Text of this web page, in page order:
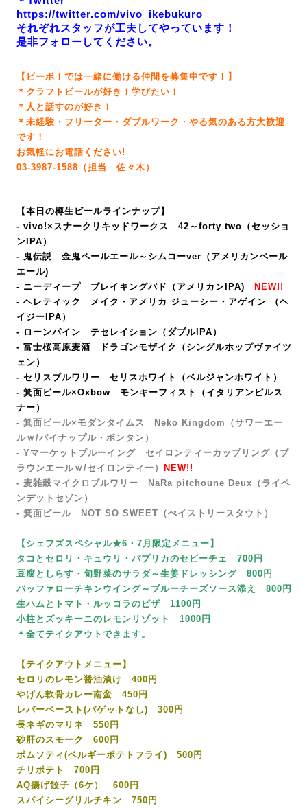
https://twitter.com/vivo_ikebukuro
それぞれスタッフが工夫してやっています！
是非フォローしてください。
【ビーボ！では一緒に働ける仲間を募集中です！】
＊クラフトビールが好き！学びたい！
＊人と話すのが好き！
＊未経験・フリーター・ダブルワーク・やる気のある方大歓迎
です！
お気軽にお電話ください!
03-3987-1588（担当 佐々木）
【本日の樽生ビールラインナップ】
- vivo!×スナークリキッドワークス 42～forty two（セッショ
ンIPA）
- 鬼伝説 金鬼ペールエール～シムコーver（アメリカンペール
エール)
- ニーディープ ブレイキングバド（アメリカンIPA)
NEW!!
- ヘレティック メイク・アメリカ ジューシー・アゲイン （ヘ
イジーIPA）
- ローンパイン テセレイション（ダブルIPA）
- 富士桜高原麦酒 ドラゴンモザイク（シングルホップヴァイツ
ェン）
- セリスブルワリー セリスホワイト（ベルジャンホワイト）
- 箕面ビール×Oxbow モンキーフィスト
（イタリアンピルス
ナー）
- 箕面ビール×モダンタイムス Neko Kingdom（サワーエー
ルｗ/パイナップル・ボンタン）
- Yマーケットブルーイング セイロンティーカップリング（ブ
ラウンエールｗ/セイロンティー）
NEW!!
- 麦雑穀マイクロブルワリー
NaRa pitchoune Deux （ライペ
ンデットセゾン）
- 箕面ビール NOT SO SWEET（ぺイストリースタウト）
【シェフズスペシャル★6・7月限定メニュー】
タコとセロリ・キュウリ・パプリカのセビーチェ 700円
豆腐としらす・旬野菜のサラダ～生姜ドレッシング 800円
バッファローチキンウイング～ブルーチーズソース添え 800円
生ハムとトマト・ルッコラのピザ 1100円
小柱とズッキーニのレモンリゾット 1000円
＊全てテイクアウトできます。
【テイクアウトメニュー】
セロリのレモン醤油漬け 400円
やげん軟骨カレー南蛮 450円
レバーペースト(バゲットなし) 300円
長ネギのマリネ 550円
砂肝のスモーク 600円
ポムソティ(ベルギーポテトフライ) 500円
チリポテト 700円
AQ揚げ餃子（6ケ） 600円
スパイシーグリルチキン 750円